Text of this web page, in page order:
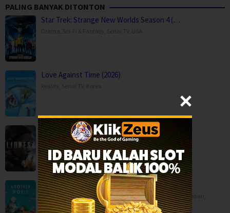
PALING BANYAK DITONTON
Star Trek: Strange New Worlds Season 4 (…
Love Against Time (2026)
Lioness Season 3 (2026)
Drama,Serial TV,War & Politics,USA
Another World (2025)
Animation,Drama,Fantasy,Movies,China,Hong Kong,Japan
Philippines,Saudi Arabia,Singapore